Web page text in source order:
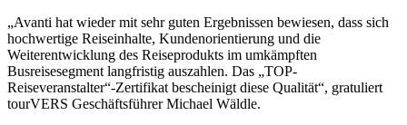
„Avanti hat wieder mit sehr guten Ergebnissen bewiesen, dass sich
hochwertige Reiseinhalte, Kundenorientierung und die
Weiterentwicklung des Reiseprodukts im umkämpften
Busreisesegment langfristig auszahlen. Das „TOP-
Reiseveranstalter“-Zertifikat bescheinigt diese Qualität“, gratuliert
tourVERS Geschäftsführer Michael Wäldle.